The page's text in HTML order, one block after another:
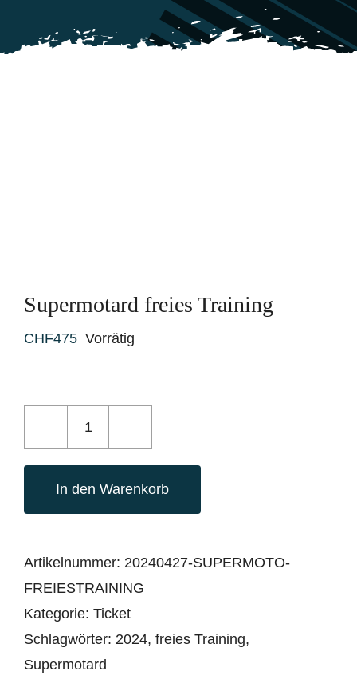
Supermotard freies Training
CHF475 Vorrätig
freies
Training
Menge
In den Warenkorb
Artikelnummer: 20240427-SUPERMOTO-
FREIESTRAINING
Kategorie: Ticket
Schlagwörter: 2024, freies Training,
Supermotard